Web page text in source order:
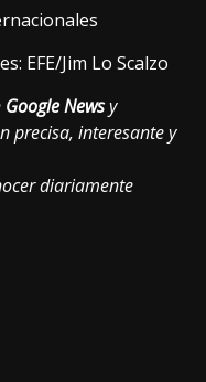
EFE/Jim Lo Scalzo
Google Newsy
precisa, interesante y
diariamente